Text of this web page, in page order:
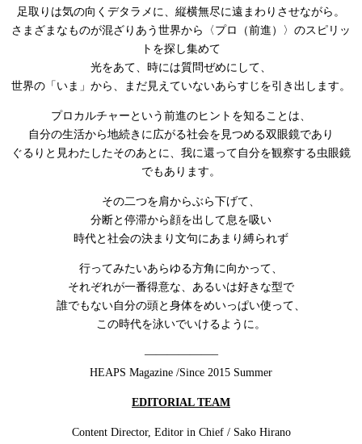
足取りは気の向くデタラメに、縦横無尽に遠まわりさせながら。
さまざまなものが混ざりあう世界から〈プロ（前進）〉のスピリッ
トを探し集めて
光をあて、時には質問ぜめにして、
世界の「いま」から、まだ見えていないあらすじを引き出します。
プロカルチャーという前進のヒントを知ることは、
自分の生活から地続きに広がる社会を見つめる双眼鏡であり
ぐるりと見わたしたそのあとに、我に還って自分を観察する虫眼鏡
でもあります。
その二つを肩からぶら下げて、
分断と停滞から顔を出して息を吸い
時代と社会の決まり文句にあまり縛られず
行ってみたいあらゆる方角に向かって、
それぞれが一番得意な、あるいは好きな型で
誰でもない自分の頭と身体をめいっぱい使って、
この時代を泳いでいけるように。
——————–
HEAPS Magazine /Since 2015 Summer
EDITORIAL TEAM
Content Director, Editor in Chief / Sako Hirano